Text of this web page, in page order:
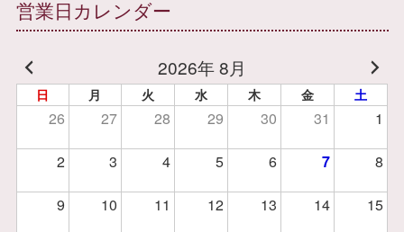
営業日カレンダー
2026年 8月
日 月 火 水 木 金 土
26 27 28 29 30 31 1
2 3 4 5 6 7 8
9 10 11 12 13 14 15